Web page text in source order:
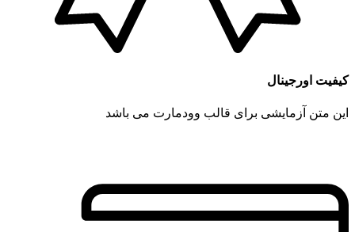
کیفیت اورجینال
این متن آزمایشی برای قالب وودمارت می باشد